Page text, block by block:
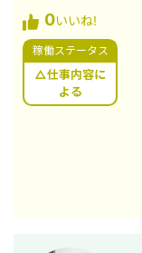
0いいね!
稼働ステータス
△仕事内容に
よる